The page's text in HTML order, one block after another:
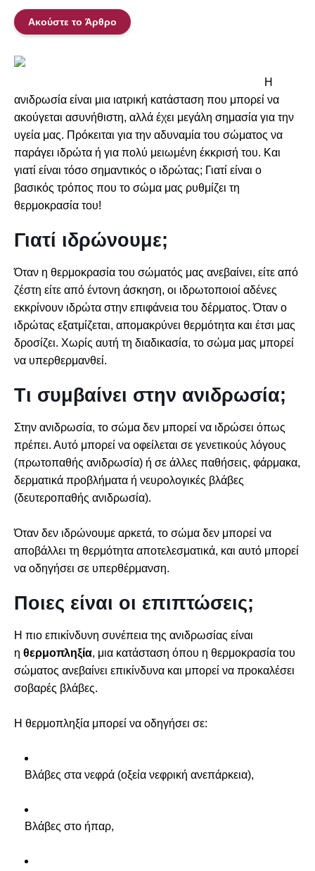
Ακούστε το Άρθρο
Η
ανιδρωσία είναι μια ιατρική κατάσταση που μπορεί να
ακούγεται ασυνήθιστη, αλλά έχει μεγάλη σημασία για την
υγεία μας. Πρόκειται για την αδυναμία του σώματος να
παράγει ιδρώτα ή για πολύ μειωμένη έκκρισή του. Και
γιατί είναι τόσο σημαντικός ο ιδρώτας; Γιατί είναι ο
βασικός τρόπος που το σώμα μας ρυθμίζει τη
θερμοκρασία του!
Γιατί ιδρώνουμε;
Όταν η θερμοκρασία του σώματός μας ανεβαίνει, είτε από
ζέστη είτε από έντονη άσκηση, οι ιδρωτοποιοί αδένες
εκκρίνουν ιδρώτα στην επιφάνεια του δέρματος. Όταν ο
ιδρώτας εξατμίζεται, απομακρύνει θερμότητα και έτσι μας
δροσίζει. Χωρίς αυτή τη διαδικασία, το σώμα μας μπορεί
να υπερθερμανθεί.
Τι συμβαίνει στην ανιδρωσία;
Στην ανιδρωσία, το σώμα δεν μπορεί να ιδρώσει όπως
πρέπει. Αυτό μπορεί να οφείλεται σε γενετικούς λόγους
(πρωτοπαθής ανιδρωσία) ή σε άλλες παθήσεις, φάρμακα,
δερματικά προβλήματα ή νευρολογικές βλάβες
(δευτεροπαθής ανιδρωσία).
Όταν δεν ιδρώνουμε αρκετά, το σώμα δεν μπορεί να
αποβάλλει τη θερμότητα αποτελεσματικά, και αυτό μπορεί
να οδηγήσει σε υπερθέρμανση.
Ποιες είναι οι επιπτώσεις;
Η πιο επικίνδυνη συνέπεια της ανιδρωσίας είναι
η θερμοπληξία, μια κατάσταση όπου η θερμοκρασία του
σώματος ανεβαίνει επικίνδυνα και μπορεί να προκαλέσει
σοβαρές βλάβες.
Η θερμοπληξία μπορεί να οδηγήσει σε:
Βλάβες στα νεφρά (οξεία νεφρική ανεπάρκεια),
Βλάβες στο ήπαρ,